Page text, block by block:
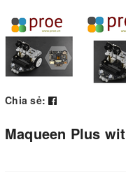
Chia sẻ:
Maqueen Plus